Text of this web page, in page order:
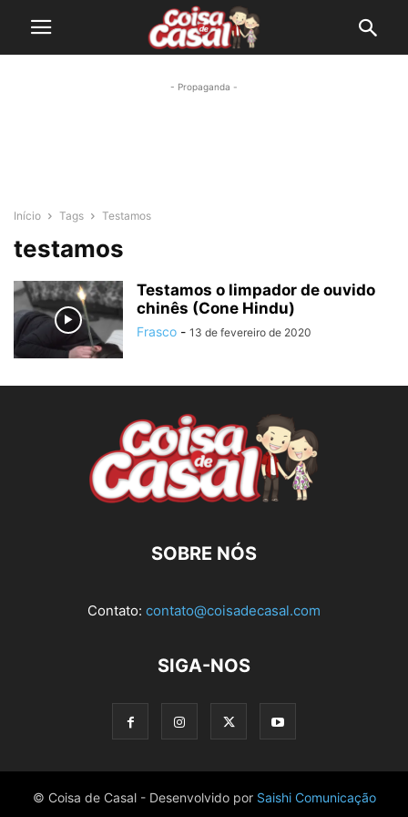
- Propaganda -
Início Tags Testamos
testamos
Testamos o limpador de ouvido
chinês (Cone Hindu)
Frasco - 13 de fevereiro de 2020
SOBRE NÓS
Contato: contato@coisadecasal.com
SIGA-NOS
© Coisa de Casal - Desenvolvido por Saishi Comunicação